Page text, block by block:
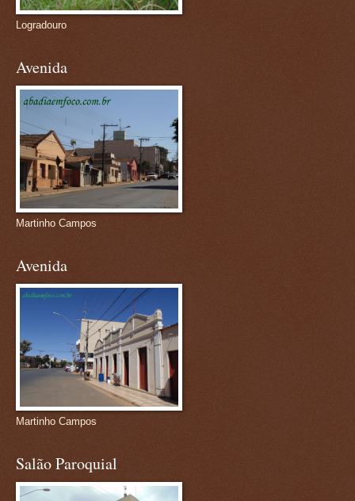
Logradouro
Avenida
Martinho Campos
Avenida
Martinho Campos
Salão Paroquial